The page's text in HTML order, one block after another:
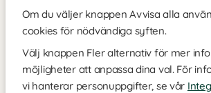
Om du väljer knappen Avvisa alla
cookies för nödvändiga syften.
Välj knappen Fler alternativ för mer
möjligheter att anpassa dina val. För
vi hanterar personuppgifter, se vår